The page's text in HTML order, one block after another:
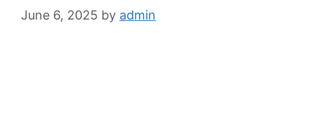
June 6, 2025 by admin